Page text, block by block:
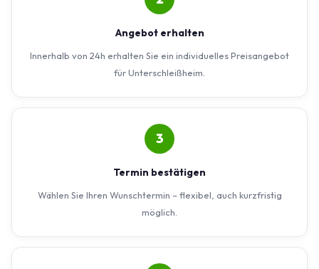
Angebot erhalten
Innerhalb von 24h erhalten Sie ein individuelles Preisangebot
für Unterschleißheim.
3
Termin bestätigen
Wählen Sie Ihren Wunschtermin – flexibel, auch kurzfristig
möglich.